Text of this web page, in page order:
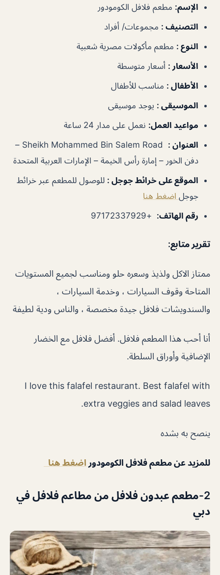
الإسم: مطعم فلافل الكومودور
التصنيف : مجموعات/ أفراد
النوع : مطعم مأكولات مصرية شعبية
الأسعار : أسعار متوسطة
الأطفال : مناسب للأطفال
الموسيقى : يوجد موسيقى
مواعيد العمل: نعمل على مدار 24 ساعة
العنوان :
Sheikh Mohammed Bin Salem Road –
دفن الخور – إمارة رأس الخيمة – الإمارات العربية المتحدة
الموقع على خرائط جوجل : للوصول للمطعم عبر خرائط
جوجل اضغط هنا
رقم الهاتف:
+97172337929
تقرير متابع:
ممتاز الاكل ولذيذ وسعره حلو ومناسب لجميع المستويات
المتاحة وقوف السيارات ، وخدمة السيارات ،
والسندويشات فلافل جيدة مخصصة ، والناس ودية لطيفة
أنا أحب هذا المطعم فلافل. أفضل فلافل مع الخضار
الإضافية وأوراق السلطة.
I love this falafel restaurant. Best falafel with
extra veggies and salad leaves.
ينصح به بشده
للمزيد عن مطعم فلافل الكومودور اضغط هنا
2-مطعم عبدون فلافل من
مطاعم فلافل في
دبي